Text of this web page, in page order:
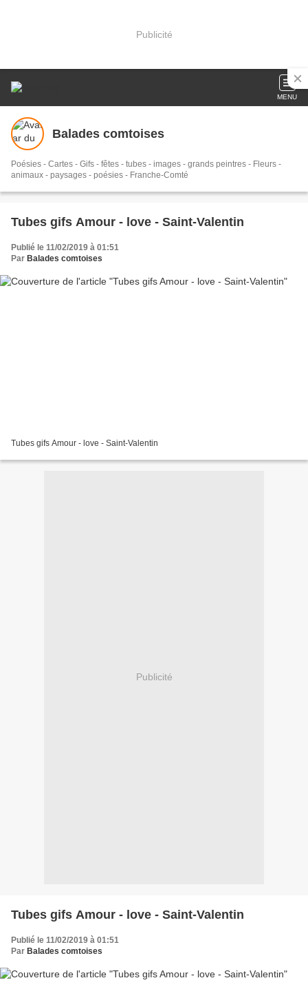
Publicité
MENU
Balades comtoises
Poésies - Cartes - Gifs - fêtes - tubes - images - grands peintres - Fleurs -
animaux - paysages - poésies - Franche-Comté
Tubes gifs Amour - love - Saint-Valentin
Publié le 11/02/2019 à 01:51
Par Balades comtoises
Tubes gifs Amour - love - Saint-Valentin
Publicité
Tubes gifs Amour - love - Saint-Valentin
Publié le 11/02/2019 à 01:51
Par Balades comtoises